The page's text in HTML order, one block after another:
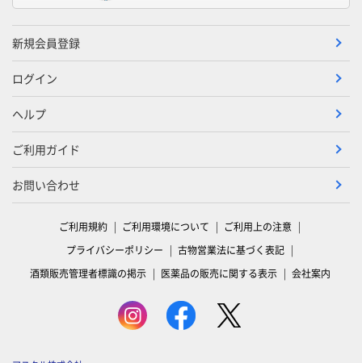
新規会員登録
ログイン
ヘルプ
ご利用ガイド
お問い合わせ
ご利用規約 ご利用環境について
ご利用上の注意
プライバシーポリシー
古物営業法に基づく表記
酒類販売管理者標識の掲示
医薬品の販売に関する表示 会社案内